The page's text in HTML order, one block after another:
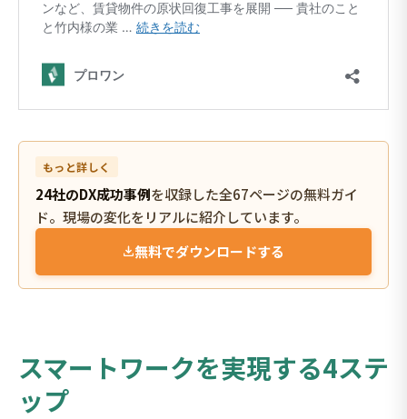
もっと詳しく
24社のDX成功事例を収録した全67ページの無料ガイ
ド。現場の変化をリアルに紹介しています。
無料でダウンロードする
スマートワークを実現する4ステ
ップ